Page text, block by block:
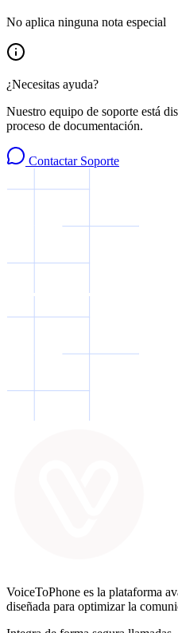
No aplica ninguna nota especial
¿Necesitas ayuda?
Nuestro equipo de soporte está
proceso de documentación.
Contactar Soporte
VoiceToPhone es la plataforma
diseñada para optimizar la